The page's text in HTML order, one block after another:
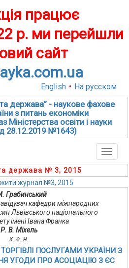
працює
р. ми перейшли
сайт
English • На русском
держава” - наукове фахове
з питань економіки
Міністерства освіти і науки
28.12.2019 №1643)
Toggle
держава № 3, 2015
Грабинський
кафедри міжнародних
Львівського національного
імені Івана Франка
Р. В. Міхель
к. е. н.
ПОСЛУГАМИ УКРАЇНИ З
УГОДИ ПРО АСОЦІАЦІЮ З ЄС